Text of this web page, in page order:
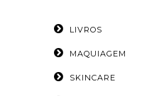
LIVROS
MAQUIAGEM
SKINCARE